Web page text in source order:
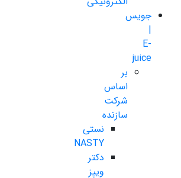
جویس
|
E-
juice
بر
اساس
شرکت
سازنده
نستی
NASTY
دکتر
ویپز